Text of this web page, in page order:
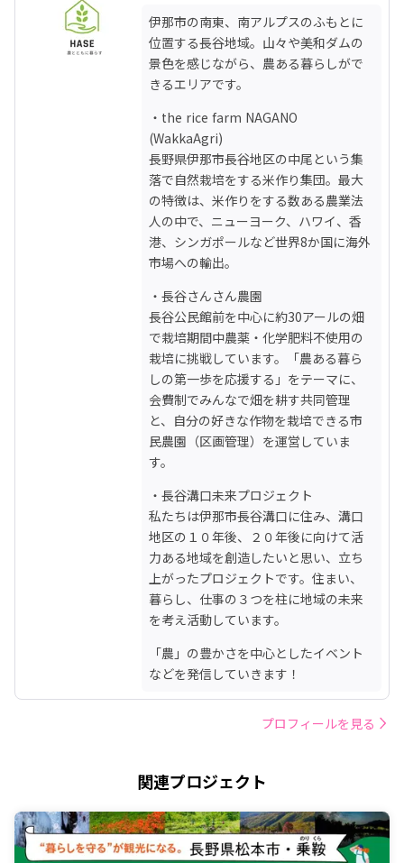
伊那市の南東、南アルプスのふもとに
位置する長谷地域。山々や美和ダムの
景色を感じながら、農ある暮らしがで
きるエリアです。
・the rice farm NAGANO
(WakkaAgri)
長野県伊那市長谷地区の中尾という集
落で自然栽培をする米作り集団。最大
の特徴は、米作りをする数ある農業法
人の中で、ニューヨーク、ハワイ、香
港、シンガポールなど世界8か国に海外
市場への輸出。
・長谷さんさん農園
長谷公民館前を中心に約30アールの畑
で栽培期間中農薬・化学肥料不使用の
栽培に挑戦しています。「農ある暮ら
しの第一歩を応援する」をテーマに、
会費制でみんなで畑を耕す共同管理
と、自分の好きな作物を栽培できる市
民農園（区画管理）を運営していま
す。
・長谷溝口未来プロジェクト
私たちは伊那市長谷溝口に住み、溝口
地区の１０年後、２０年後に向けて活
力ある地域を創造したいと思い、立ち
上がったプロジェクトです。住まい、
暮らし、仕事の３つを柱に地域の未来
を考え活動しています。
「農」の豊かさを中心としたイベント
などを発信していきます！
プロフィールを見る
関連プロジェクト